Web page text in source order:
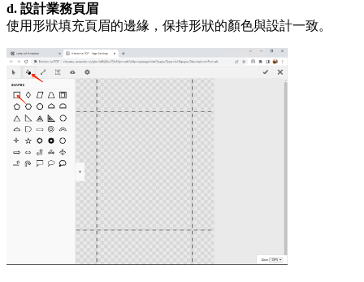
d. 設計業務頁眉
使用形狀填充頁眉的邊緣，保持形狀的顏色與設計一致。